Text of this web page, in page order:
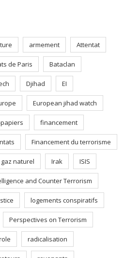
armement Attentat
de Paris Bataclan
Djihad EI
European jihad watch
financement
Financement du terrorisme
gaz naturel Irak ISIS
and Counter Terrorism
logements conspiratifs
Perspectives on Terrorism
radicalisation